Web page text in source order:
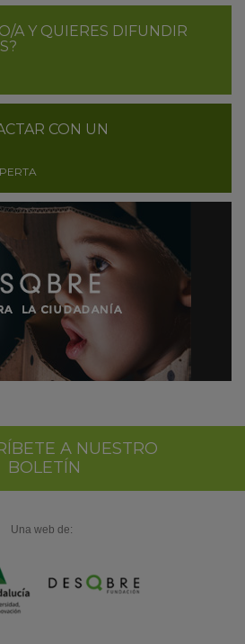
A Y QUIERES DIFUNDIR
CON UN
A NUESTRO
BOLETÍN
Una web de: